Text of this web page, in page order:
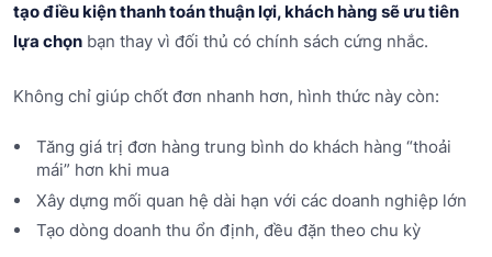
tạo điều kiện thanh toán thuận lợi, khách hàng sẽ ưu tiên
lựa chọn bạn thay vì đối thủ có chính sách cứng nhắc.
Không chỉ giúp chốt đơn nhanh hơn, hình thức này còn:
Tăng giá trị đơn hàng trung bình do khách hàng “thoải
mái” hơn khi mua
Xây dựng mối quan hệ dài hạn với các doanh nghiệp lớn
Tạo dòng doanh thu ổn định, đều đặn theo chu kỳ